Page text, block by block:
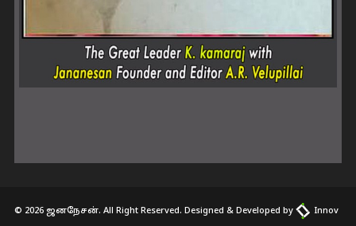
© 2026 ஜனநேசன். All Right Reserved. Designed & Developed by
Innov